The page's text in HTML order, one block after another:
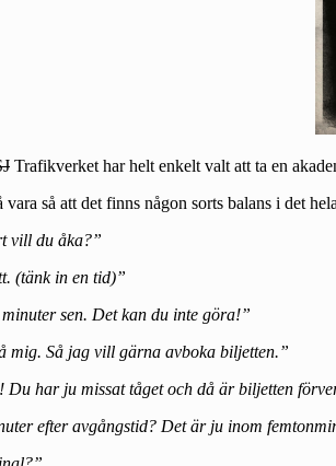
Trafikverket har helt enkelt valt att ta en
så att det finns någon sorts balans i det
vill du åka?”
(tänk in en tid)”
sen. Det kan du inte göra!”
mig. Så jag vill gärna avboka biljetten.”
Du har ju missat tåget och då är biljetten
efter avgångstid? Det är ju inom